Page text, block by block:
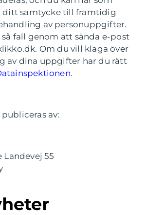
ditt samtycke till framtidig
av personuppgifter.
så fall genom att sända e-post
Om du vill klaga över
av dina uppgifter har du rätt
.
av:
Landevej 55